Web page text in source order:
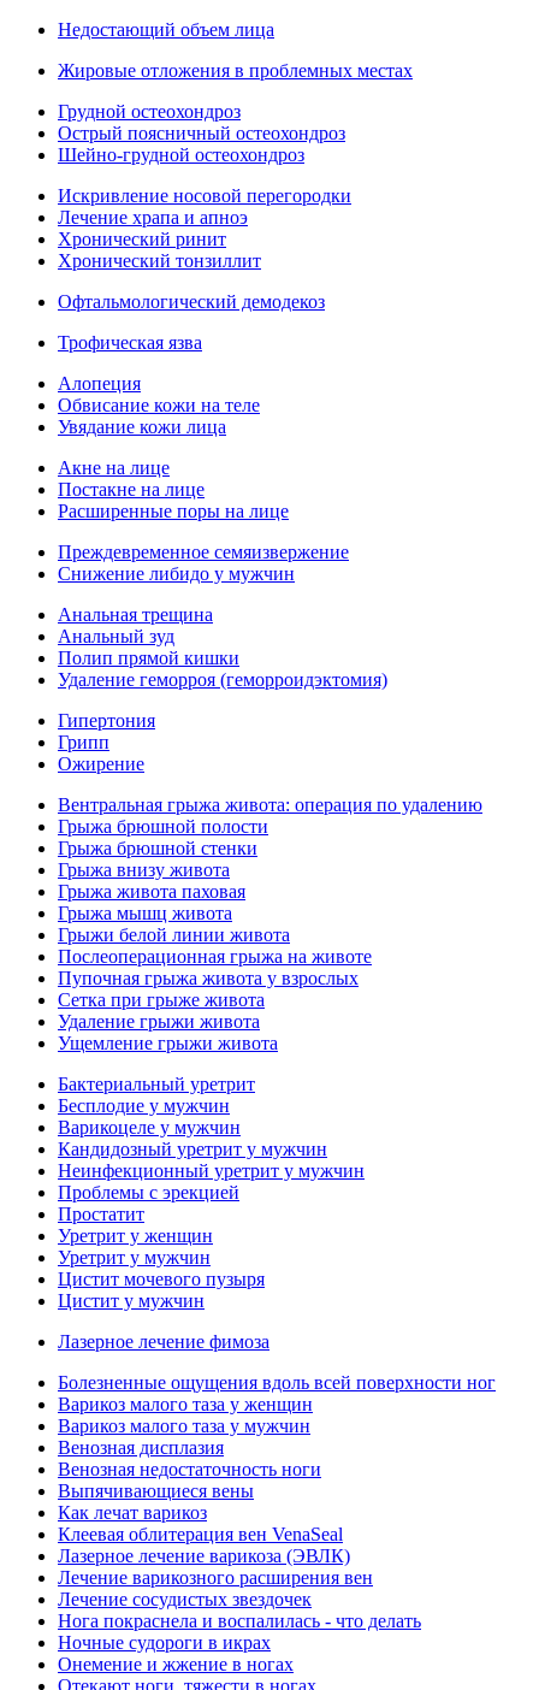
Недостающий объем лица
Жировые отложения в проблемных местах
Грудной остеохондроз
Острый поясничный остеохондроз
Шейно-грудной остеохондроз
Искривление носовой перегородки
Лечение храпа и апноэ
Хронический ринит
Хронический тонзиллит
Офтальмологический демодекоз
Трофическая язва
Алопеция
Обвисание кожи на теле
Увядание кожи лица
Акне на лице
Постакне на лице
Расширенные поры на лице
Преждевременное семяизвержение
Снижение либидо у мужчин
Анальная трещина
Анальный зуд
Полип прямой кишки
Удаление геморроя (геморроидэктомия)
Гипертония
Грипп
Ожирение
Вентральная грыжа живота: операция по удалению
Грыжа брюшной полости
Грыжа брюшной стенки
Грыжа внизу живота
Грыжа живота паховая
Грыжа мышц живота
Грыжи белой линии живота
Послеоперационная грыжа на животе
Пупочная грыжа живота у взрослых
Сетка при грыже живота
Удаление грыжи живота
Ущемление грыжи живота
Бактериальный уретрит
Бесплодие у мужчин
Варикоцеле у мужчин
Кандидозный уретрит у мужчин
Неинфекционный уретрит у мужчин
Проблемы с эрекцией
Простатит
Уретрит у женщин
Уретрит у мужчин
Цистит мочевого пузыря
Цистит у мужчин
Лазерное лечение фимоза
Болезненные ощущения вдоль всей поверхности ног
Варикоз малого таза у женщин
Варикоз малого таза у мужчин
Венозная дисплазия
Венозная недостаточность ноги
Выпячивающиеся вены
Как лечат варикоз
Клеевая облитерация вен VenaSeal
Лазерное лечение варикоза (ЭВЛК)
Лечение варикозного расширения вен
Лечение сосудистых звездочек
Нога покраснела и воспалилась - что делать
Ночные судороги в икрах
Онемение и жжение в ногах
Отекают ноги, тяжести в ногах